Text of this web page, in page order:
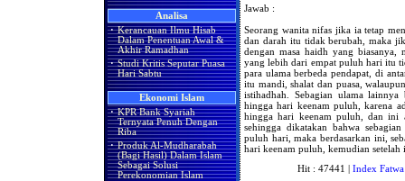
Analisa
· Kerancauan Ilmu Hisab
Dalam Penentuan Awal &
Akhir Ramadhan
· Studi Kritis Seputar Puasa
Hari Sabtu
Ekonomi Islam
· KPR Bank Syariah
Ternyata Penuh Dengan
Riba
· Produk Al-Mudharabah
(Bagi Hasil) Dalam Islam
Sebagai Solusi
Perekonomian Islam
Jawab :
Seorang wanita nifas jika ia tetap
dan darah itu tidak berubah, maka
dengan masa haidh yang biasanya,
yang lebih dari empat puluh hari itu
para ulama berbeda pendapat, di
itu mandi, shalat dan puasa,
istihadhah. Sebagian ulama
hingga hari keenam puluh, karena
hingga hari keenam puluh, dan ini
sehingga dikatakan bahwa
puluh hari, maka berdasarkan ini,
hari keenam puluh, kemudian setelah
Hit : 47441 | Index Fatwa